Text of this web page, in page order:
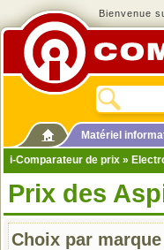
Bienvenue
Matériel
i-Comparateur de prix »
Prix des
Choix par marque